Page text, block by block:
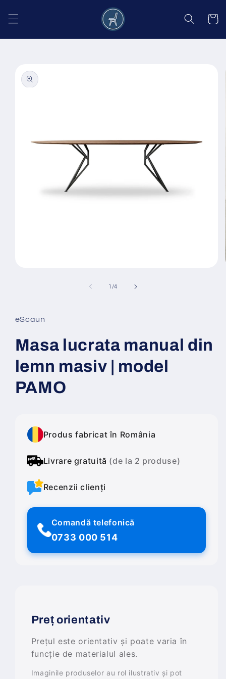
conținut
Coș
informațiile
despre
produs
fereastră
modală
1 /din
4
eScaun
Masa lucrata manual din
lemn masiv | model
PAMO
Produs fabricat în România
Livrare gratuită (de la 2 produse)
Recenzii clienți
Comandă telefonică
0733 000 514
Preț orientativ
Prețul este orientativ și poate varia în
funcție de materialul ales.
Imaginile produselor au rol ilustrativ și pot